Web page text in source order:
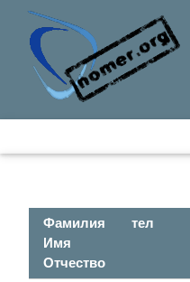
Фамилия
Имя
Отчество
тел